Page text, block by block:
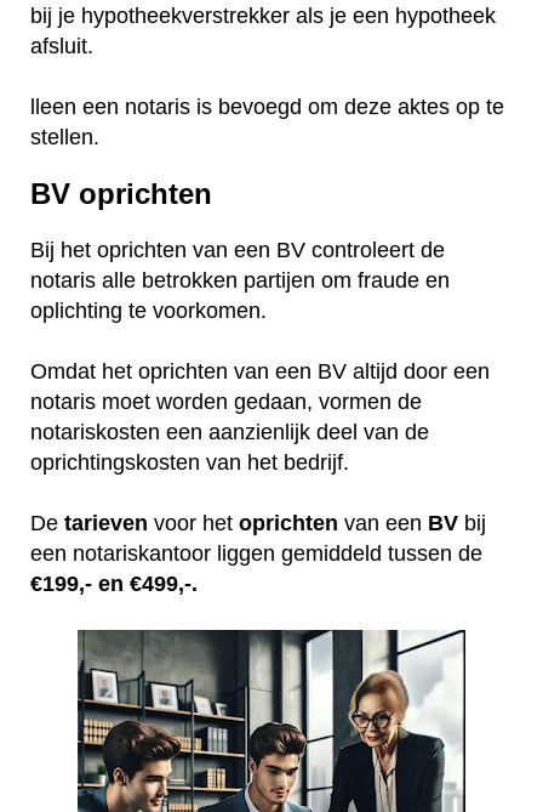
bij je hypotheekverstrekker als je een hypotheek
afsluit.
lleen een notaris is bevoegd om deze aktes op te
stellen.
BV oprichten
Bij het oprichten van een BV controleert de
notaris alle betrokken partijen om fraude en
oplichting te voorkomen.
Omdat het oprichten van een BV altijd door een
notaris moet worden gedaan, vormen de
notariskosten een aanzienlijk deel van de
oprichtingskosten van het bedrijf.
De tarieven voor het oprichten van een BV bij
een notariskantoor liggen gemiddeld tussen de
€199,- en €499,-.